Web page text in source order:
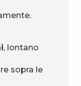
, lontano
sopra le